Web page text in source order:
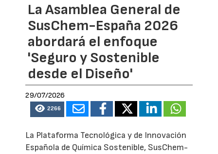
La Asamblea General de
SusChem-España 2026
abordará el enfoque
'Seguro y Sostenible
desde el Diseño'
29/07/2026
2266
La Plataforma Tecnológica y de Innovación
Española de Química Sostenible, SusChem-